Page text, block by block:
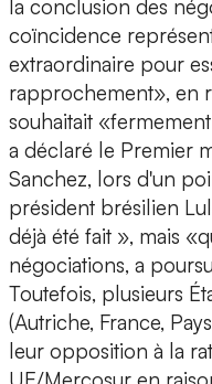
la conclusion des
coïncidence
extraordinaire pour
rapprochement», en
souhaitait
a déclaré le Premier
Sanchez, lors d'un
président brésilien
déjà été fait », mais
négociations, a
Toutefois, plusieurs
(Autriche, France,
leur opposition à la